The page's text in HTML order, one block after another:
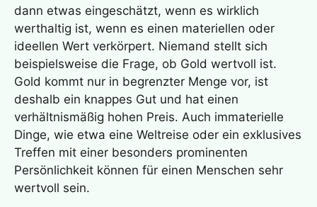
dann etwas eingeschätzt, wenn es wirklich
werthaltig ist, wenn es einen materiellen oder
ideellen Wert verkörpert. Niemand stellt sich
beispielsweise die Frage, ob Gold wertvoll ist.
Gold kommt nur in begrenzter Menge vor, ist
deshalb ein knappes Gut und hat einen
verhältnismäßig hohen Preis. Auch immaterielle
Dinge, wie etwa eine Weltreise oder ein exklusives
Treffen mit einer besonders prominenten
Persönlichkeit können für einen Menschen sehr
wertvoll sein.